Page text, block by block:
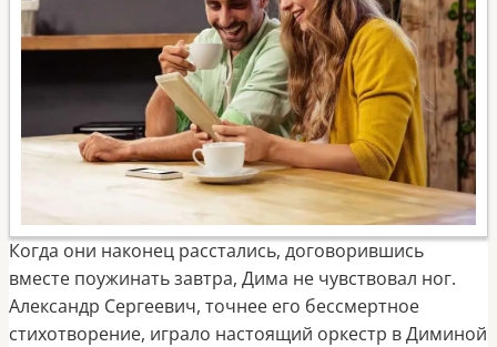
Когда они наконец расстались, договорившись
вместе поужинать завтра, Дима не чувствовал ног.
Александр Сергеевич, точнее его бессмертное
стихотворение, играло настоящий оркестр в Диминой